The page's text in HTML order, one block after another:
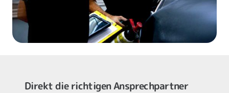
Direkt die richtigen Ansprechpartner